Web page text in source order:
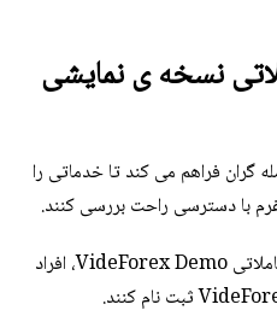
نسخه ی نمایشی
گران فراهم می کند تا خدماتی را
با دسترسی راحت بررسی کنند.
برای شروع استفاده از پلت فرم معاملاتی VideForex Demo، افراد